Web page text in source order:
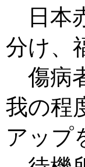
日本
分け、
傷病
我の程
アップ